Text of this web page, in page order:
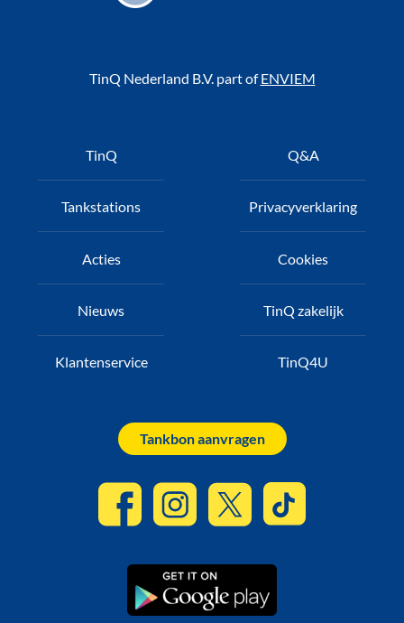
TinQ Nederland B.V. part ofENVIEM
TinQ
Tankstations
Acties
Nieuws
Klantenservice
Q&A
Privacyverklaring
Cookies
TinQ zakelijk
TinQ4U
Tankbon aanvragen